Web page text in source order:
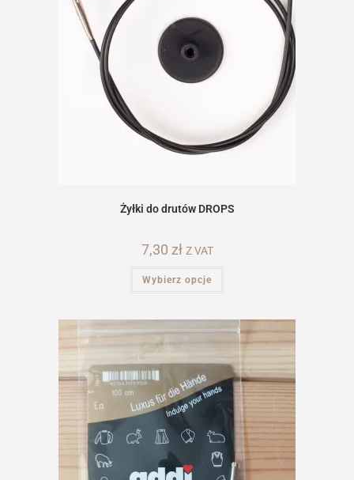
Żyłki do drutów DROPS
7,30 zł Z VAT
Wybierz opcje
Opcje
można
wybrać
stronie
produktu